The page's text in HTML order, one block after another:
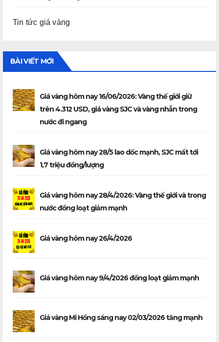
Tin tức giá vàng
BÀI VIẾT MỚI
Giá vàng hôm nay 16/06/2026: Vàng thế giới giữ
trên 4.312 USD, giá vàng SJC và vàng nhẫn trong
nước đi ngang
Giá vàng hôm nay 28/5 lao dốc mạnh, SJC mất tới
1,7 triệu đồng/lượng
Giá vàng hôm nay 28/4/2026: Vàng thế giới và trong
nước đồng loạt giảm mạnh
Giá vàng hôm nay 26/4/2026
Giá vàng hôm nay 9/4/2026 đồng loạt giảm mạnh
Giá vàng Mi Hồng sáng nay 02/03/2026 tăng mạnh